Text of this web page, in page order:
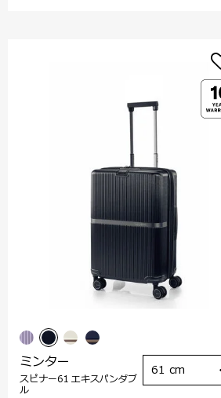
ミンター
スピナー61 エキスパンダブ
ル
61 cm